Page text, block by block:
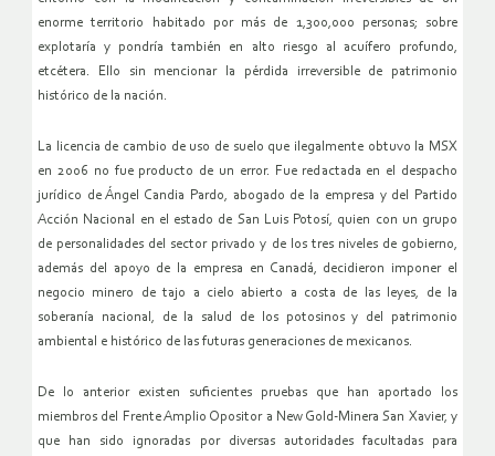
enorme territorio habitado por más de 1,300,000 personas; sobre
explotaría y pondría también en alto riesgo al acuífero profundo,
etcétera. Ello sin mencionar la pérdida irreversible de patrimonio
histórico de la nación.
La licencia de cambio de uso de suelo que ilegalmente obtuvo la MSX
en 2006 no fue producto de un error. Fue redactada en el despacho
jurídico de Ángel Candia Pardo, abogado de la empresa y del Partido
Acción Nacional en el estado de San Luis Potosí, quien con un grupo
de personalidades del sector privado y de los tres niveles de gobierno,
además del apoyo de la empresa en Canadá, decidieron imponer el
negocio minero de tajo a cielo abierto a costa de las leyes, de la
soberanía nacional, de la salud de los potosinos y del patrimonio
ambiental e histórico de las futuras generaciones de mexicanos.
De lo anterior existen suficientes pruebas que han aportado los
miembros del Frente Amplio Opositor a New Gold-Minera San Xavier, y
que han sido ignoradas por diversas autoridades facultadas para